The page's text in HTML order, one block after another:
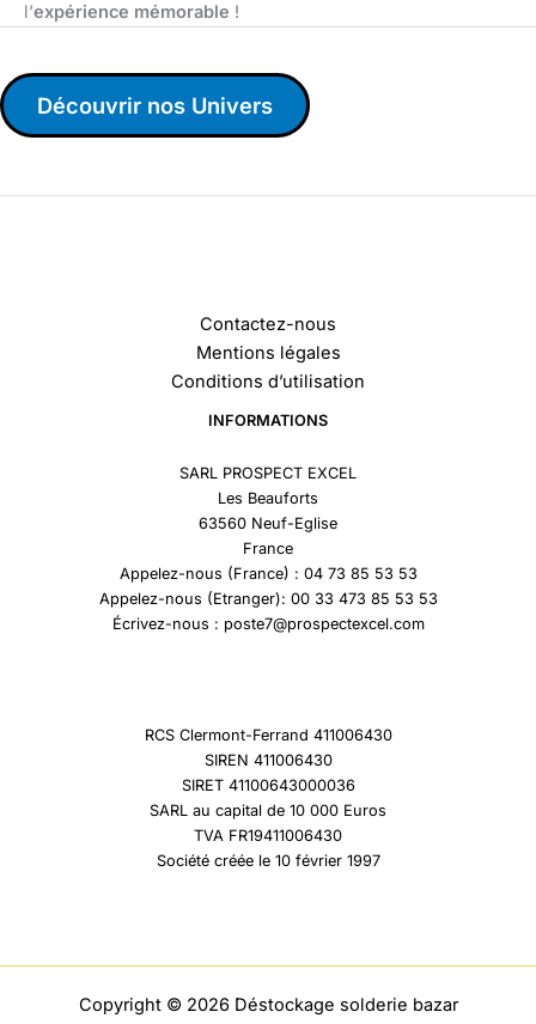
l’expérience mémorable !
Découvrir nos Univers
Contactez-nous
Mentions légales
Conditions d’utilisation
INFORMATIONS
SARL PROSPECT EXCEL
Les Beauforts
63560 Neuf-Eglise
France
Appelez-nous (France) : 04 73 85 53 53
Appelez-nous (Etranger): 00 33 473 85 53 53
Écrivez-nous : poste7@prospectexcel.com
RCS Clermont-Ferrand 411006430
SIREN 411006430
SIRET 41100643000036
SARL au capital de 10 000 Euros
TVA FR19411006430
Société créée le 10 février 1997
Copyright © 2026 Déstockage solderie bazar